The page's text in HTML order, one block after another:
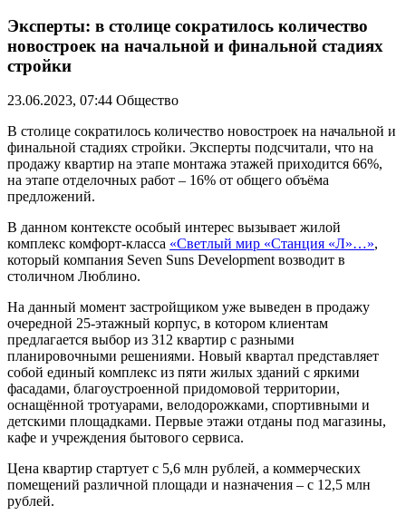
Эксперты: в столице сократилось количество
новостроек на начальной и финальной стадиях
стройки
23.06.2023, 07:44 Общество
В столице сократилось количество новостроек на начальной и
финальной стадиях стройки. Эксперты подсчитали, что на
продажу квартир на этапе монтажа этажей приходится 66%,
на этапе отделочных работ – 16% от общего объёма
предложений.
В данном контексте особый интерес вызывает жилой
комплекс комфорт-класса «Светлый мир «Станция «Л»…»,
который компания Seven Suns Development возводит в
столичном Люблино.
На данный момент застройщиком уже выведен в продажу
очередной 25-этажный корпус, в котором клиентам
предлагается выбор из 312 квартир с разными
планировочными решениями. Новый квартал представляет
собой единый комплекс из пяти жилых зданий с яркими
фасадами, благоустроенной придомовой территории,
оснащённой тротуарами, велодорожками, спортивными и
детскими площадками. Первые этажи отданы под магазины,
кафе и учреждения бытового сервиса.
Цена квартир стартует с 5,6 млн рублей, а коммерческих
помещений различной площади и назначения – с 12,5 млн
рублей.